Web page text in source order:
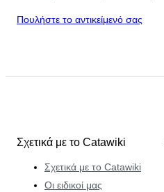
Πουλήστε το αντικείμενό σας
Σχετικά με το Catawiki
Σχετικά με το Catawiki
Οι ειδικοί μας